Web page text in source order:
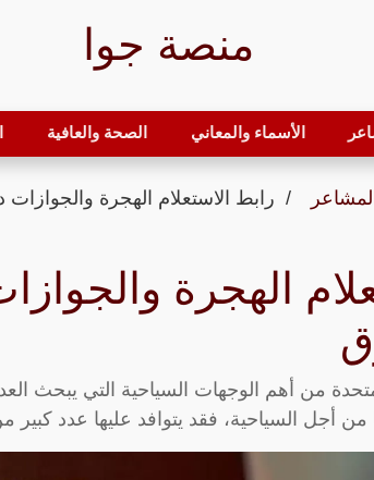
منصة جوا
الأسماء والمعاني الصحة والعافية
رابط الاستعلام الهجرة
الهجرة
المتحدة من أهم الوجهات السياحية التي يبحث
من أجل السياحية، فقد يتوافد عليها عدد كبير